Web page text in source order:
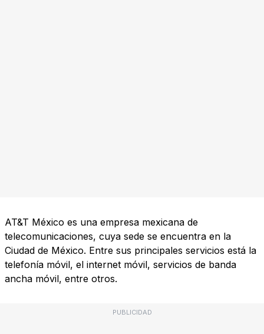
AT&T México es una empresa mexicana de
telecomunicaciones, cuya sede se encuentra en la
Ciudad de México. Entre sus principales servicios está la
telefonía móvil, el internet móvil, servicios de banda
ancha móvil, entre otros.
PUBLICIDAD